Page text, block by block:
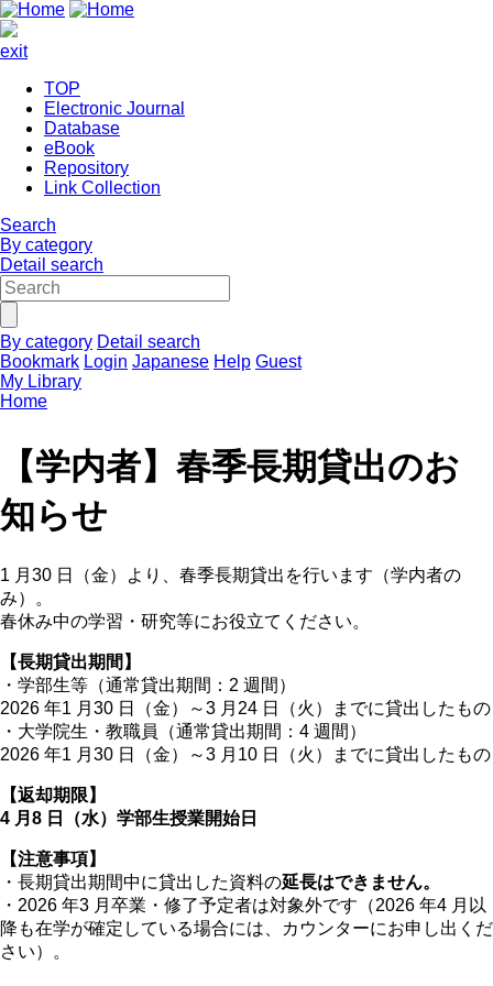
exit
TOP
Electronic Journal
Database
eBook
Repository
Link Collection
Search
By category
Detail search
By category Detail search
Bookmark Login Japanese Help Guest
My Library
Home
【学内者】春季⾧期貸出のお
知らせ
1 月30 日（金）より、春季⾧期貸出を行います（学内者の
み）。
春休み中の学習・研究等にお役立てください。
【⾧期貸出期間】
・学部生等（通常貸出期間：2 週間）
2026 年1 月30 日（金）～3 月24 日（火）までに貸出したもの
・大学院生・教職員（通常貸出期間：4 週間）
2026 年1 月30 日（金）～3 月10 日（火）までに貸出したもの
【返却期限】
4 月8 日（水）学部生授業開始日
【注意事項】
・⾧期貸出期間中に貸出した資料の延⾧はできません。
・2026 年3 月卒業・修了予定者は対象外です（2026 年4 月以
降も在学が確定している場合には、カウンターにお申し出くだ
さい）。